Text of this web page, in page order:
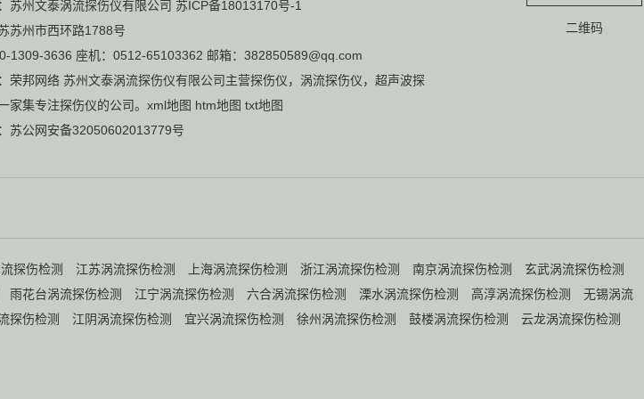
苏州文泰涡流探伤仪有限公司 苏ICP备18013170号-1
苏州市西环路1788号
1309-3636 座机：0512-65103362 邮箱：382850589@qq.com
荣邦网络 苏州文泰涡流探伤仪有限公司主营探伤仪， 涡流探伤仪， 超声波探
家集专注探伤仪的公司。 xml地图 htm地图 txt地图
苏公网安备32050602013779号
二维码
探伤检测 江苏涡流探伤检测 上海涡流探伤检测 浙江涡流探伤检测 南京涡流探伤检测
玄武涡流探伤检测
雨花台涡流探伤检测 江宁涡流探伤检测 六合涡流探伤检测 溧水涡流探伤检测 高淳涡流探伤检测
无锡涡流
探伤检测 江阴涡流探伤检测 宜兴涡流探伤检测 徐州涡流探伤检测 鼓楼涡流探伤检测
云龙涡流探伤检测